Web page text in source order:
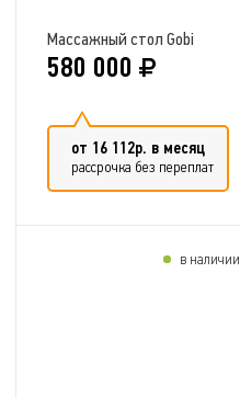
Массажный стол Gobi
580 000
от 16 112р. в месяц
рассрочка без переплат
в наличии